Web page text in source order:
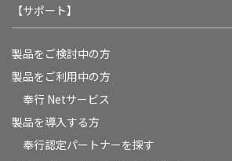
【サポート】
製品をご検討中の方
製品をご利用中の方
奉行 Netサービス
製品を導入する方
奉行認定パートナーを探す